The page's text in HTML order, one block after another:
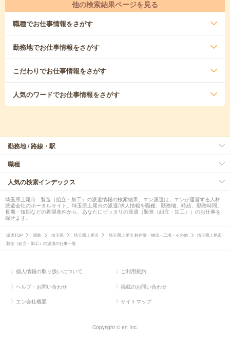
他の検索結果ページを見る
職種でお仕事情報をさがす
勤務地でお仕事情報をさがす
こだわりでお仕事情報をさがす
人気のワードでお仕事情報をさがす
勤務地 / 路線・駅
職種
人気の検索インデックス
埼玉県上尾市 - 製造（組立・加工）の派遣情報の検索結果。エン派遣は、エンが運営する人材
派遣会社のポータルサイト。埼玉県上尾市の派遣/求人情報を職種、勤務地、時給、勤務時間、
長期・短期などの希望条件から、あなたにピッタリの派遣（製造（組立・加工））のお仕事を
探せます。
派遣TOP 関東 埼玉県 埼玉県上尾市 埼玉県上尾市 軽作業・物流・工場・その他
埼玉県上尾市
製造（組立・加工）の派遣の仕事一覧
個人情報の取り扱いについて ご利用規約
ヘルプ・お問い合わせ 掲載のお問い合わせ
エン会社概要 サイトマップ
Copyright © en Inc.